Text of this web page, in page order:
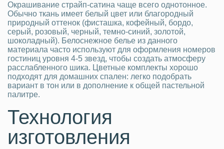
Окрашивание страйп-сатина чаще всего однотонное.
Обычно ткань имеет белый цвет или благородный
природный оттенок (фисташка, кофейный, бордо,
серый, розовый, черный, темно-синий, золотой,
шоколадный). Белоснежное белье из данного
материала часто используют для оформления номеров
гостиниц уровня 4-5 звезд, чтобы создать атмосферу
расслабленного шика. Цветные комплекты хорошо
подходят для домашних спален: легко подобрать
вариант в тон или в дополнение к общей пастельной
палитре.
Технология
изготовления